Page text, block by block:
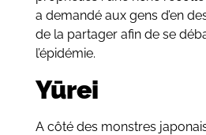
a demandé aux gens d’en
de la partager afin de se
l’épidémie.
Yūrei
A côté des monstres